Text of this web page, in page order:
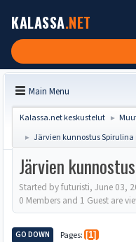
KALASSA.NET
Main Menu
Kalassa.net keskustelut ►
► Järvien kunnostus
Järvien
Started by futuristi, June 03,
0 Members and 1 Guest are
GO DOWN Pages 1